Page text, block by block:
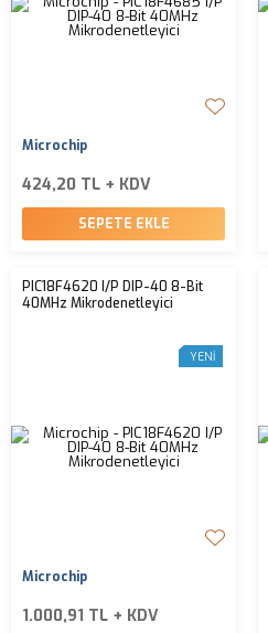
Microchip
424,20 TL + KDV
SEPETE EKLE
PIC18F4620 I/P DIP-40 8-Bit
40MHz Mikrodenetleyici
YENI
Microchip
1.000,91 TL + KDV